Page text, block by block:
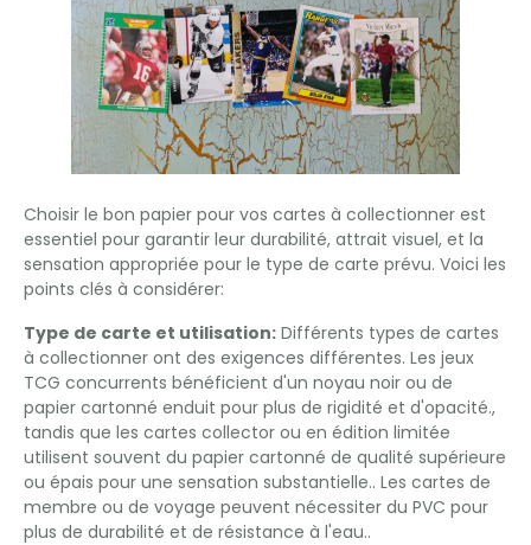
Choisir le bon papier pour vos cartes à collectionner est
essentiel pour garantir leur durabilité, attrait visuel, et la
sensation appropriée pour le type de carte prévu. Voici les
points clés à considérer:
Type de carte et utilisation: Différents types de cartes
à collectionner ont des exigences différentes. Les jeux
TCG concurrents bénéficient d'un noyau noir ou de
papier cartonné enduit pour plus de rigidité et d'opacité.,
tandis que les cartes collector ou en édition limitée
utilisent souvent du papier cartonné de qualité supérieure
ou épais pour une sensation substantielle.. Les cartes de
membre ou de voyage peuvent nécessiter du PVC pour
plus de durabilité et de résistance à l'eau..